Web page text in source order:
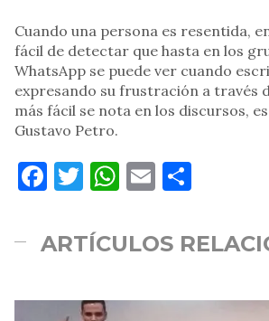
Cuando una persona es resentida,
fácil de detectar que hasta en los
WhatsApp se puede ver cuando
expresando su frustración a través
más fácil se nota en los discursos,
Gustavo Petro.
Facebook
Twitter
WhatsApp
Email
ARTÍCULOS